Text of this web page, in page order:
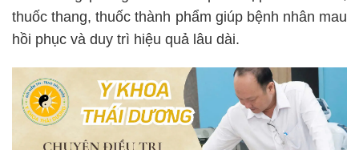
thuốc thang, thuốc thành phẩm giúp bệnh nhân mau
hồi phục và duy trì hiệu quả lâu dài.